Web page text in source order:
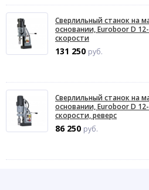
Сверлильный станок на
основании, Euroboor D
скорости
131 250 руб.
Сверлильный станок на
основании, Euroboor D
скорости, реверс
86 250 руб.